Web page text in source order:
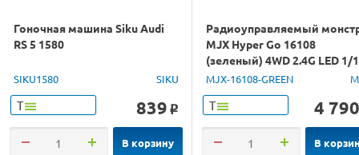
Гоночная машина Siku Audi
RS 5 1580
SIKU1580 SIKU
Т 839 o
В корзину
Радиоуправляемый
MJX Hyper Go 16108
(зеленый) 4WD 2.4G LED 1/
RTR
MJX-16108-GREEN
Т 4 790
В